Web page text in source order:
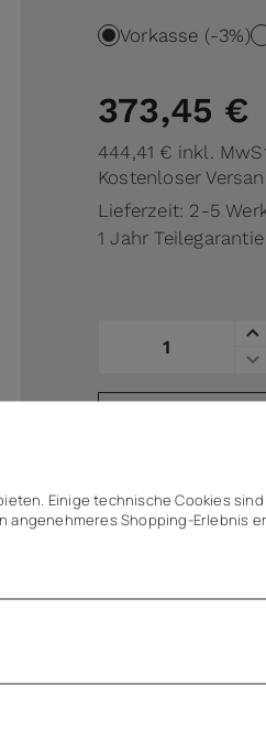
Vorkasse (-3%)
373,45 €
444,41 € inkl.
Kostenloser
Lieferzeit: 2-5
1 Jahr Teilegarantie
Einige technische Cookies
angenehmeres Shopping-Erlebnis